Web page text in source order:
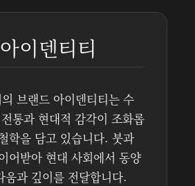
이덴티티
브랜드 아이덴티티는 수
통과 현대적 감각이 조화롭
학을 담고 있습니다. 붓과
어받아 현대 사회에서 동양
움과 깊이를 전달합니다.